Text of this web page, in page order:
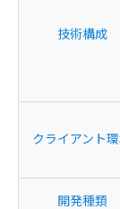
技術構成
クライアント
開発種類